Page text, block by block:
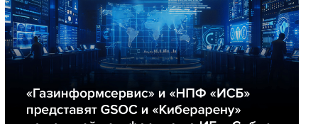
ПО
Outsourcing
Кадры
Регулирование
Финансы
Web